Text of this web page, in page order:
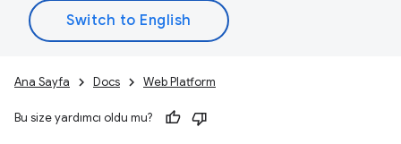
Ana Sayfa Docs Web Platform
Bu size yardımcı oldu mu?